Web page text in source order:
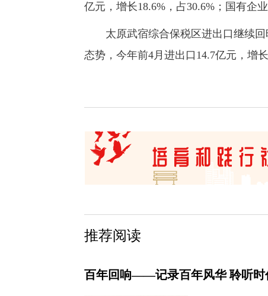
亿元，增长18.6%，占30.6%；国有企
太原武宿综合保税区进出口继续回
态势，今年前4月进出口14.7亿元，增长
推荐阅读
百年回响——记录百年风华 聆听时